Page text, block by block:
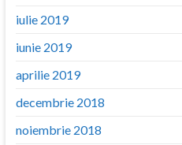
iulie 2019
iunie 2019
aprilie 2019
decembrie 2018
noiembrie 2018